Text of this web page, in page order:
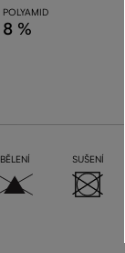
POLYAMID
8 %
BĚLENÍ SUŠENÍ